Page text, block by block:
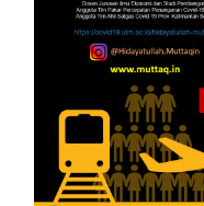
Kegagalan